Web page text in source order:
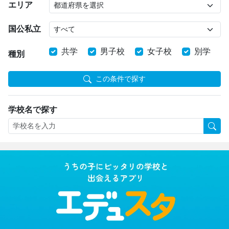
エリア
国公私立
種別 共学 男子校 女子校 別学
この条件で探す
学校名で探す